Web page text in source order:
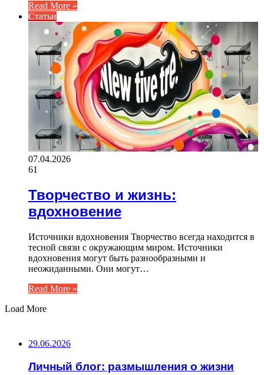
Read More »
Статьи
07.04.2026
61
Творчество и жизнь:
вдохновение
Источники вдохновения Творчество всегда находится в
тесной связи с окружающим миром. Источники
вдохновения могут быть разнообразными и
неожиданными. Они могут…
Read More »
Load More
29.06.2026
Личный блог: размышления о жизни